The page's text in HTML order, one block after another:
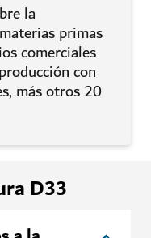
la
primas
comerciales
con
más otros 20
D33